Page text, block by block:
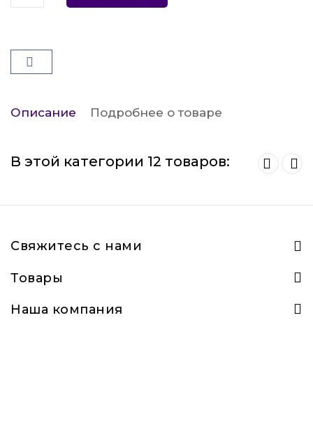
Описание Подробнее о товаре
В этой категории 12 товаров:
Свяжитесь с нами
Товары
Наша компания